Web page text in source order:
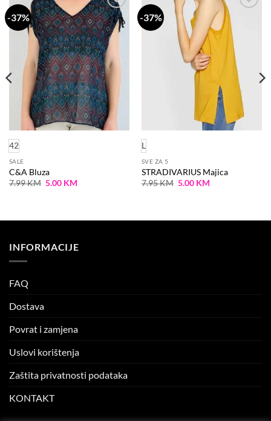
-37%
Dodaj
na
listu
želja
42
SALE
C&A Bluza
7.99KM Original
5.00 KMCurrent
-37%
L
SVE ZA 5
STRADIVARIUS Majica
7.95KM Original
5.00 KMCurrent
INFORMACIJE
FAQ
Dostava
Povrat i zamjena
Uslovi korištenja
Zaštita privatnosti podataka
KONTAKT